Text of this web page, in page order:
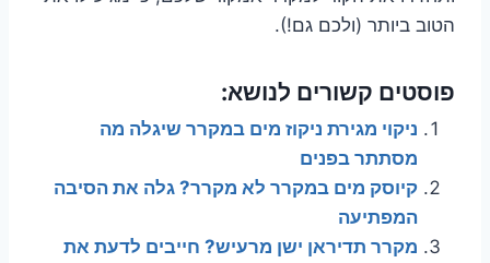
הטוב ביותר (ולכם גם!).
פוסטים קשורים לנושא:
ניקוי מגירת ניקוז מים במקרר שיגלה מה
מסתתר בפנים
קיוסק מים במקרר לא מקרר? גלה את הסיבה
המפתיעה
מקרר תדיראן ישן מרעיש? חייבים לדעת את